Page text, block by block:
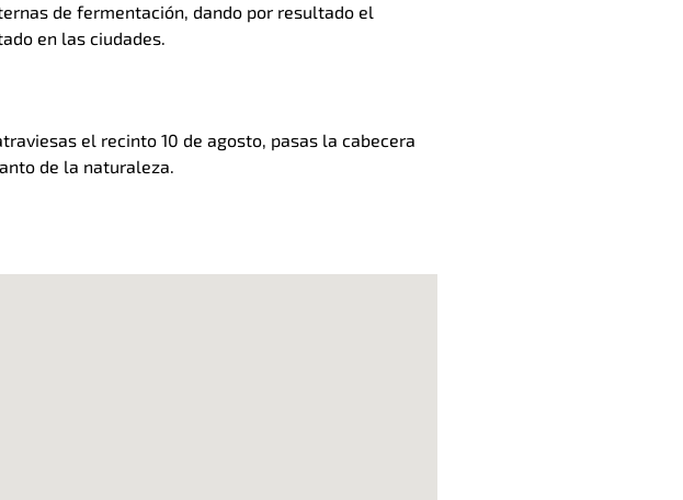
de fermentación, dando por resultado el
en las ciudades.
el recinto 10 de agosto, pasas la cabecera
de la naturaleza.